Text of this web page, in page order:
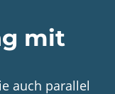
mit
auch parallel